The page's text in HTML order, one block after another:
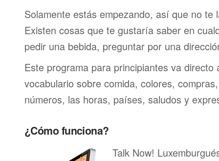
Solamente estás empezando, así que no te
Existen cosas que te gustaría saber en
pedir una bebida, preguntar por una
Este programa para principiantes va directo
vocabulario sobre comida, colores,
números, las horas, países, saludos y
¿Cómo funciona?
Talk Now!